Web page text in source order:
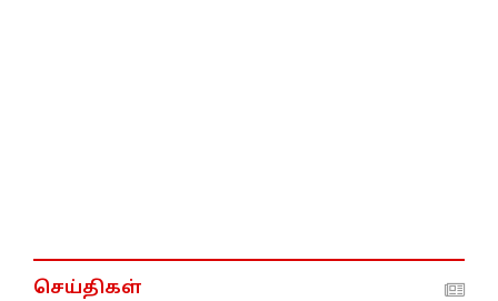
செய்திகள்